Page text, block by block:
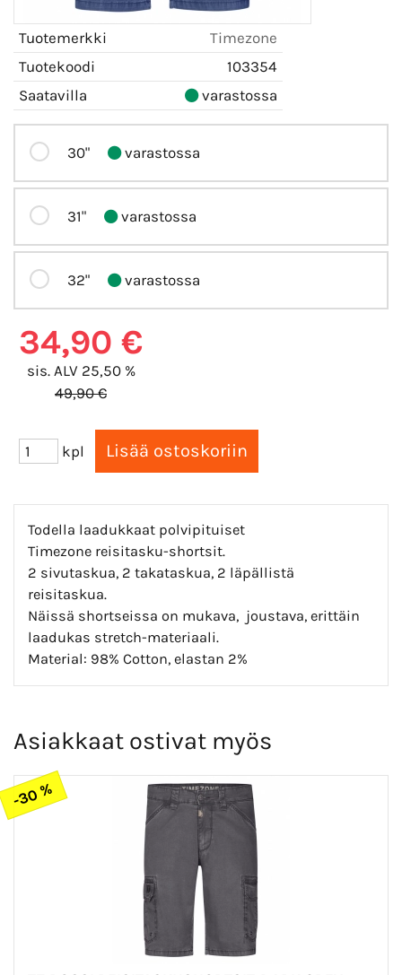
Tuotemerkki
Timezone
Tuotekoodi
103354
Saatavilla
varastossa
30" varastossa
31" varastossa
32" varastossa
34,90 €
sis. ALV 25,50 %
49,90 €
kpl
Todella laadukkaat polvipituiset
Timezone reisitasku-shortsit.
2 sivutaskua, 2 takataskua, 2 läpällistä
reisitaskua.
Näissä shortseissa on mukava, joustava, erittäin
laadukas stretch-materiaali.
Material: 98% Cotton, elastan 2%
Asiakkaat ostivat myös
-30 %